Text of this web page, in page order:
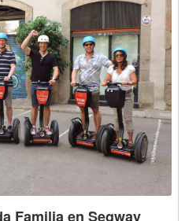
Familia en Segway